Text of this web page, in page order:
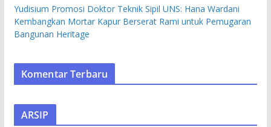
Yudisium Promosi Doktor Teknik Sipil UNS: Hana Wardani
Kembangkan Mortar Kapur Berserat Rami untuk Pemugaran
Bangunan Heritage
Komentar Terbaru
ARSIP